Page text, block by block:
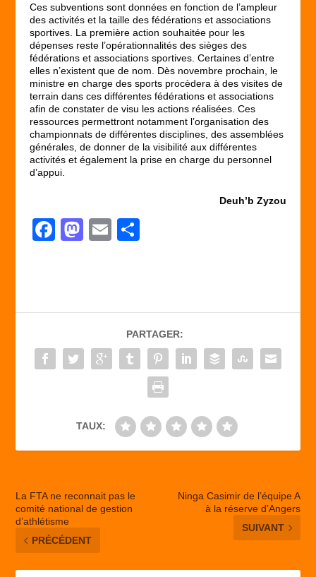
Ces subventions sont données en fonction de l’ampleur
des activités et la taille des fédérations et associations
sportives. La première action souhaitée pour les
dépenses reste l’opérationnalités des sièges des
fédérations et associations sportives. Certaines d’entre
elles n’existent que de nom. Dès novembre prochain, le
ministre en charge des sports procèdera à des visites de
terrain dans ces différentes fédérations et associations
afin de constater de visu les actions réalisées. Ces
ressources permettront notamment l’organisation des
championnats de différentes disciplines, des assemblées
générales, de donner de la visibilité aux différentes
activités et également la prise en charge du personnel
d’appui.
Deuh’b Zyzou
F
b
o
o
M
d
o
n
E
er
PARTAGER:
TAUX:
La FTA ne reconnait pas le
comité national de gestion
d’athlétisme
PRÉCÉDENT
Ninga Casimir de l’équipe A
à la réserve d’Angers
SUIVANT